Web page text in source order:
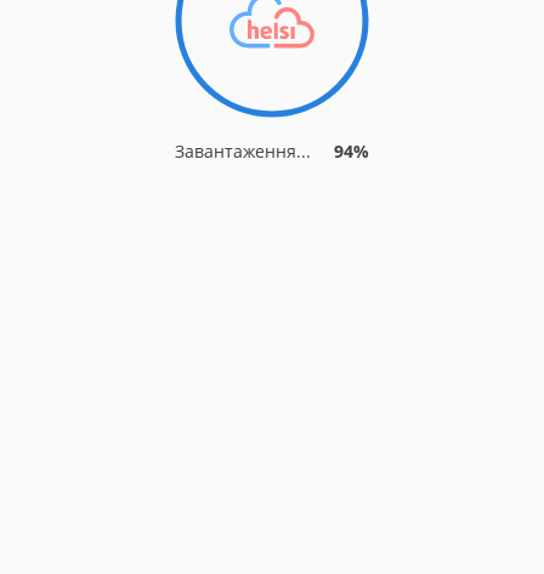
Завантаження... 94%